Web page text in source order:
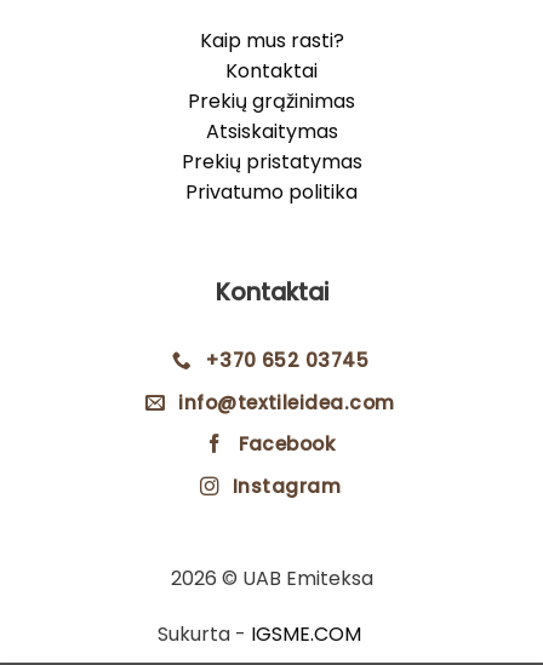
Kaip mus rasti?
Kontaktai
Prekių grąžinimas
Atsiskaitymas
Prekių pristatymas
Privatumo politika
Kontaktai
+370 652 03745
info@textileidea.com
Facebook
Instagram
2026 © UAB Emiteksa
Sukurta - IGSME.COM